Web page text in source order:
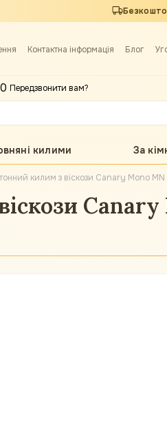
Контактна інформація Блог
Передзвонити вам?
килими За
килим з віскози Canary Mono